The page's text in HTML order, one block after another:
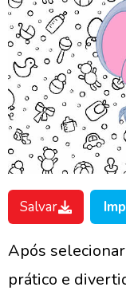
Salvar
Após
prático e